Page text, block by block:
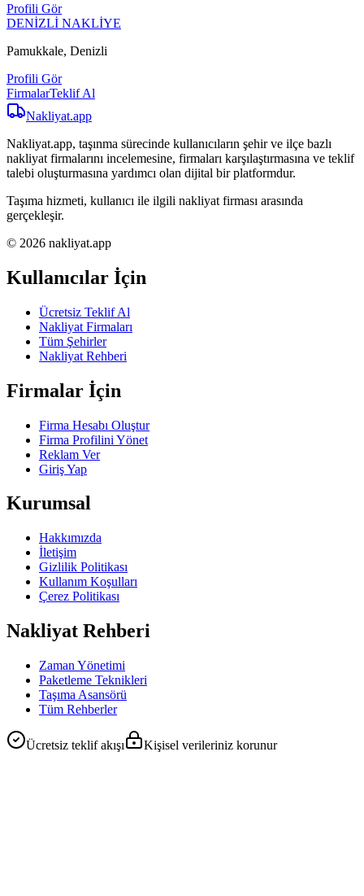
Profili Gör
DENİZLİ NAKLİYE
Pamukkale, Denizli
Profili Gör
FirmalarTeklif Al
Nakliyat.app
Nakliyat.app, taşınma sürecinde kullanıcıların şehir ve ilçe bazlı
nakliyat firmalarını incelemesine, firmaları karşılaştırmasına ve teklif
talebi oluşturmasına yardımcı olan dijital bir platformdur.
Taşıma hizmeti, kullanıcı ile ilgili nakliyat firması arasında
gerçekleşir.
© 2026 nakliyat.app
Kullanıcılar İçin
Ücretsiz Teklif Al
Nakliyat Firmaları
Tüm Şehirler
Nakliyat Rehberi
Firmalar İçin
Firma Hesabı Oluştur
Firma Profilini Yönet
Reklam Ver
Giriş Yap
Kurumsal
Hakkımızda
İletişim
Gizlilik Politikası
Kullanım Koşulları
Çerez Politikası
Nakliyat Rehberi
Zaman Yönetimi
Paketleme Teknikleri
Taşıma Asansörü
Tüm Rehberler
Ücretsiz teklif akışı Kişisel verileriniz korunur